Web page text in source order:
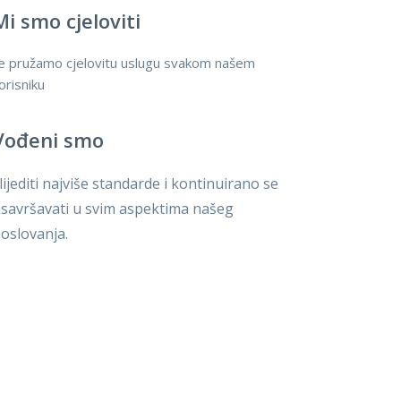
smo cjeloviti
pružamo cjelovitu uslugu svakom našem
smo
najviše standarde i kontinuirano se
u svim aspektima našeg